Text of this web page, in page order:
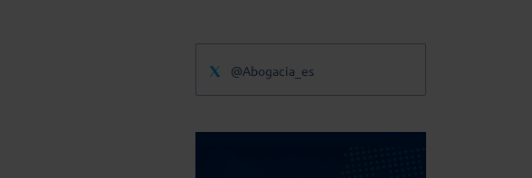
@Abogacia_es